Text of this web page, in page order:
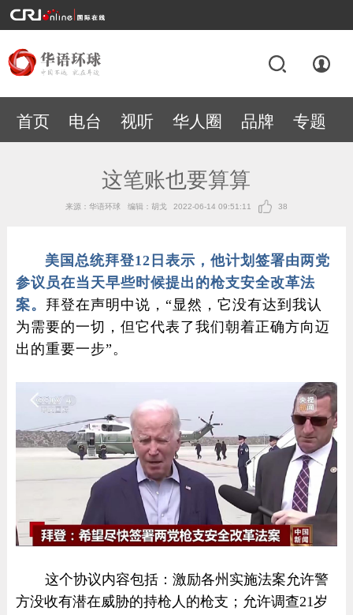
首页 电台 视听 华人圈 品牌 专题
这笔账也要算算
来源：华语环球 编辑：胡戈 2022-06-14 09:51:11 38
美国总统拜登12日表示，他计划签署由两党
参议员在当天早些时候提出的枪支安全改革法
案。 拜登在声明中说，“显然，它没有达到我认
为需要的一切，但它代表了我们朝着正确方向迈
出的重要一步”。
这个协议内容包括：激励各州实施法案允许警
方没收有潜在威胁的持枪人的枪支；允许调查21岁